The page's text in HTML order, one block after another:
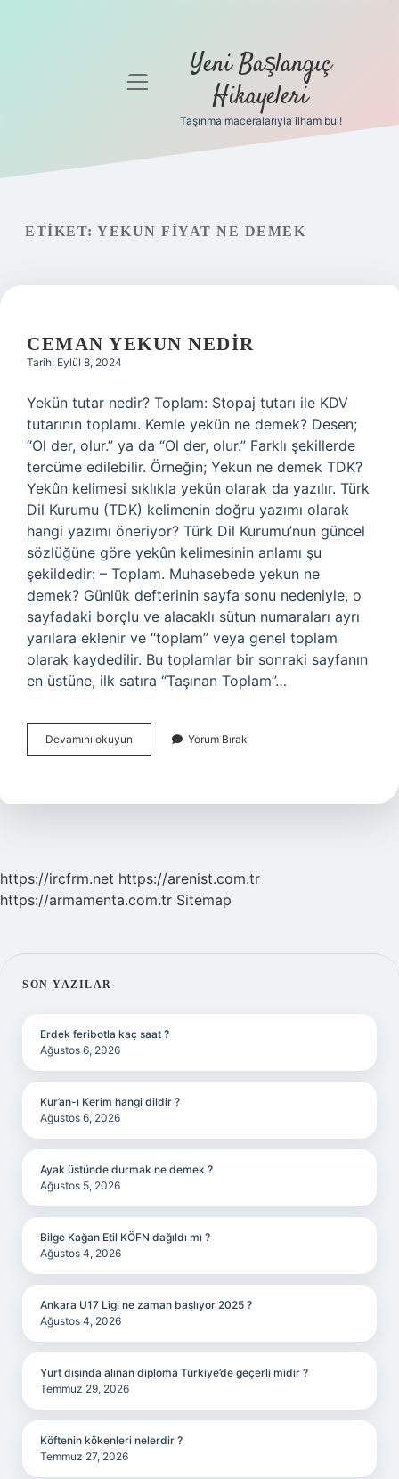
Gizlilik
Yasal Uyarı
Hakkımızda
menüyü
Yeni Başlangıç
Hikayeleri
Taşınma maceralarıyla ilham bul!
ETIKET: YEKUN FIYAT NE DEMEK
CEMAN YEKUN NEDIR
Tarih: Eylül 8, 2024
Yekün tutar nedir? Toplam: Stopaj tutarı ile KDV
tutarının toplamı. Kemle yekün ne demek? Desen;
“Ol der, olur.” ya da “Ol der, olur.” Farklı şekillerde
tercüme edilebilir. Örneğin; Yekun ne demek TDK?
Yekûn kelimesi sıklıkla yekün olarak da yazılır. Türk
Dil Kurumu (TDK) kelimenin doğru yazımı olarak
hangi yazımı öneriyor? Türk Dil Kurumu’nun güncel
sözlüğüne göre yekûn kelimesinin anlamı şu
şekildedir: – Toplam. Muhasebede yekun ne
demek? Günlük defterinin sayfa sonu nedeniyle, o
sayfadaki borçlu ve alacaklı sütun numaraları ayrı
yarılara eklenir ve “toplam” veya genel toplam
olarak kaydedilir. Bu toplamlar bir sonraki sayfanın
en üstüne, ilk satıra “Taşınan Toplam”…
Devamını okuyun
Yekun
Yorum Bırak
https://ircfrm.net https://arenist.com.tr
https://armamenta.com.tr Sitemap
SIDEBAR
SON YAZILAR
Erdek feribotla kaç saat ?
Ağustos 6, 2026
Kur’an-ı Kerim hangi dildir ?
Ağustos 6, 2026
Ayak üstünde durmak ne demek ?
Ağustos 5, 2026
Bilge Kağan Etil KÖFN dağıldı mı ?
Ağustos 4, 2026
Ankara U17 Ligi ne zaman başlıyor 2025 ?
Ağustos 4, 2026
Yurt dışında alınan diploma Türkiye’de geçerli midir ?
Temmuz 29, 2026
Köftenin kökenleri nelerdir ?
Temmuz 27, 2026